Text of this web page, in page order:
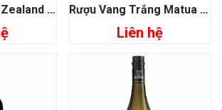
Rượu Vang New Zealand Sileni Estate Plateau Pinot Noir Rượu Vang Trắng Matua Sauvignon Blanc Marlborough
Liên hệ